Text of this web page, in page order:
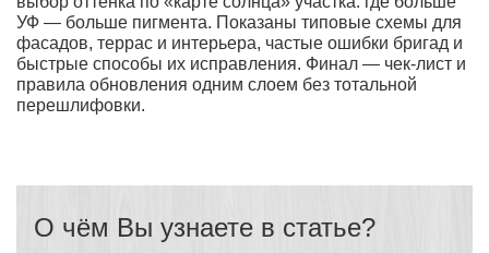
УФ — больше пигмента. Показаны типовые схемы для
фасадов, террас и интерьера, частые ошибки бригад и
быстрые способы их исправления. Финал — чек-лист и
правила обновления одним слоем без тотальной
перешлифовки.
О чём Вы узнаете в статье?